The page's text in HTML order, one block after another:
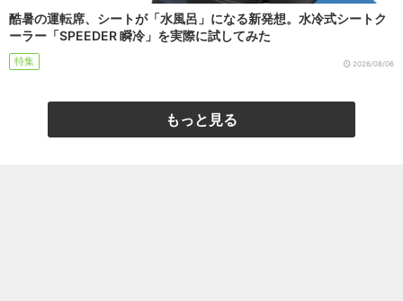
酷暑の運転席、シートが「水風呂」になる新発想。水冷式シートク
ーラー「SPEEDER 瞬冷」を実際に試してみた
特集 2026/08/06
もっと見る